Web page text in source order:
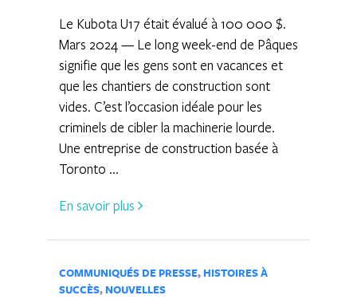
Le Kubota U17 était évalué à 100 000 $.
Mars 2024 — Le long week-end de Pâques
signifie que les gens sont en vacances et
que les chantiers de construction sont
vides. C’est l’occasion idéale pour les
criminels de cibler la machinerie lourde.
Une entreprise de construction basée à
Toronto ...
En savoir plus
COMMUNIQUÉS DE PRESSE, HISTOIRES À
SUCCÈS, NOUVELLES